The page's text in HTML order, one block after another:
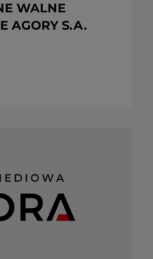
WALNE
AGORY S.A.